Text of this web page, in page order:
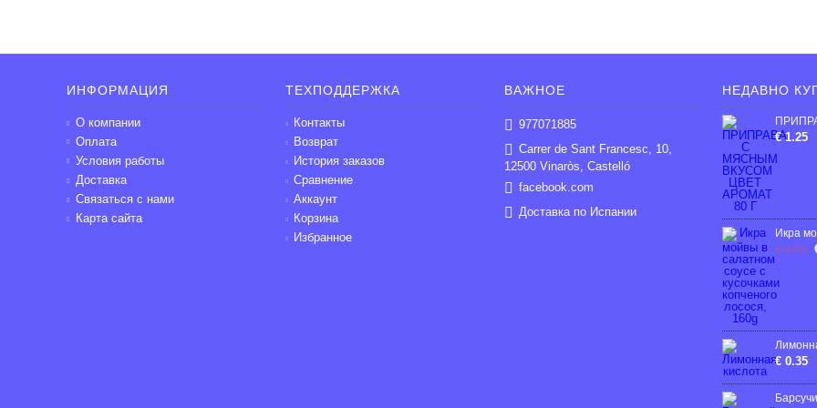
ИНФОРМАЦИЯ
О компании
Оплата
Условия работы
Доставка
Связаться с нами
Карта сайта
ТЕХПОДДЕРЖКА
Контакты
Возврат
История заказов
Сравнение
Аккаунт
Корзина
Избранное
ВАЖНОЕ
977071885
Carrer de Sant Francesc, 10,
12500 Vinaròs, Castelló
facebook.com
Доставка по Испании
НЕДАВНО
€ 1.25
€ 4.95
€ 0.35